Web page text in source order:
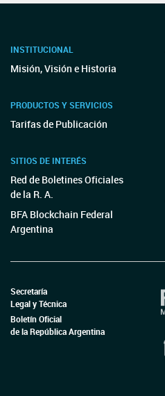
INSTITUCIONAL
Misión, Visión e Historia
PRODUCTOS Y SERVICIOS
Tarifas de Publicación
SITIOS DE INTERÉS
Red de Boletines Oficiales
de la R. A.
BFA Blockchain Federal
Argentina
Secretaría
Legal y Técnica
Boletín Oficial
de la República Argentina